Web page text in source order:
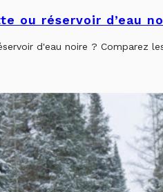
ou réservoir d’eau
d'eau noire ? Comparez